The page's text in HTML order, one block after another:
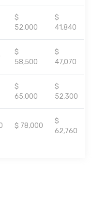
$
52,000
$
41,840
$
58,500
$
47,070
$
65,000
$
52,300
$ 78,000
$
62,760